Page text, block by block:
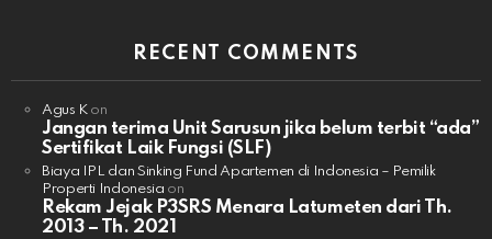
RECENT COMMENTS
Agus Kon
Jangan terima Unit Sarusun jika belum terbit “ada”
Sertifikat Laik Fungsi (SLF)
Biaya IPL dan Sinking Fund Apartemen di Indonesia – Pemilik
Properti Indonesia on
Rekam Jejak P3SRS Menara Latumeten dari Th.
2013 – Th. 2021